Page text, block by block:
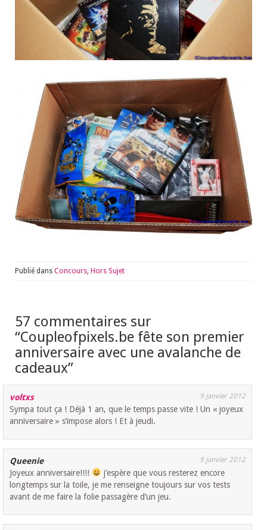
Publié dans Concours Hors Sujet
57 commentaires sur
“Coupleofpixels.be fête son premier
anniversaire avec une avalanche de
cadeaux”
voltxs 9 janvier 2012
Sympa tout ça ! Déjà 1 an, que le temps passe vite ! Un « joyeux
anniversaire » s’impose alors ! Et à jeudi.
Queenie 9 janvier 2012
Joyeux anniversaire!!!!
j’espère que vous resterez encore
longtemps sur la toile, je me renseigne toujours sur vos tests
avant de me faire la folie passagère d’un jeu.